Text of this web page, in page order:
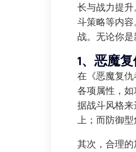
长与战力提
斗策略等内
战。无论你
1、恶魔
在《恶魔复
各项属性，
据战斗风格
上；而防御型
其次，合理